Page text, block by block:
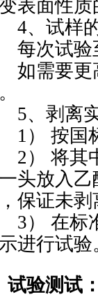
表面性
4、试样
次试验
需要更
5、剥离
1） 按国
2） 将其
头放入
保证未剥
3） 在标
进行试验
试验测试